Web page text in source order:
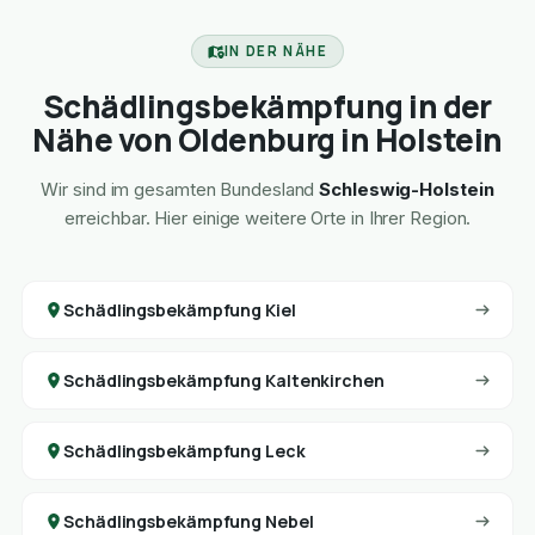
IN DER NÄHE
Schädlingsbekämpfung in der
Nähe von Oldenburg in Holstein
Wir sind im gesamten BundeslandSchleswig-Holstein
erreichbar. Hier einige weitere Orte in Ihrer Region.
Schädlingsbekämpfung Kiel
Schädlingsbekämpfung Kaltenkirchen
Schädlingsbekämpfung Leck
Schädlingsbekämpfung Nebel